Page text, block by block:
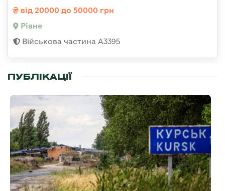
від 20000 до 50000 грн
Рівне
Військова частина А3395
ПУБЛІКАЦІЇ